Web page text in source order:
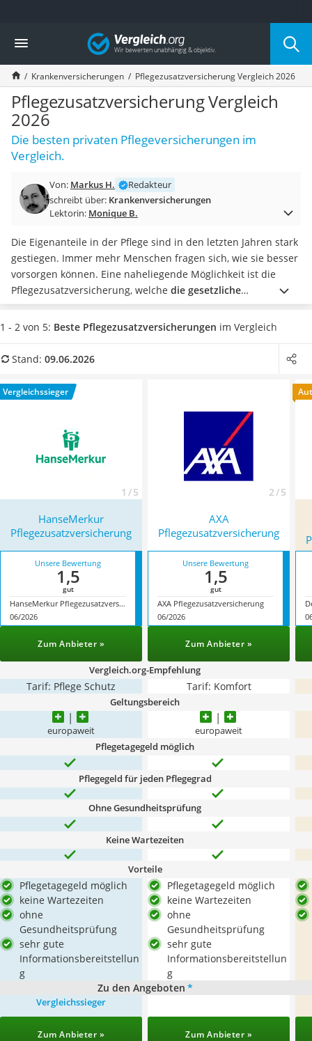
Die beliebtesten Vergleiche nach Kategorie
Finanzen
Silbermünze
Hardware-Wallet
Wohnmobilversicherung
E-Scooter-Versicherung
Münzkapseln
Spardose mit Zählwerk
Wohnwagenversicherung
Oldtimer-Versicherung
Goldbarren 1 g
Pferde-OP-Versicherung
Geräteversicherung
Brillenversicherung
Kinderkonto
Krypto-Wallet
Hundekrankenversicherung
Motorradversicherung
Katzen-Krankenversicherung
Service
Vergleich
Krankenversicherungen Pflegezusatzversicherung Vergleich 2026
Pflegezusatzversicherung Vergleich
2026
Die besten privaten Pflegeversicherungen im
Vergleich.
Von: Markus H.
Redakteur
schreibt über: Krankenversicherungen
Lektorin: Monique B.
Die Eigenanteile in der Pflege sind in den letzten Jahren stark
gestiegen. Immer mehr Menschen fragen sich, wie sie besser
vorsorgen können. Eine naheliegende Möglichkeit ist die
Pflegezusatzversicherung, welche die gesetzliche
Absicherung spürbar ergänzen kann.Laut diversen Tests
sollte sich eine solche Versicherung durch keinerlei
Dieser ermöglicht eine kontinuierliche Erhöhung der
Reihe von Anbietern mit wichtigen Kriterien wie
Leistungsangebot und Geltungsbereich
1 - 2 von 5: Beste Pflegezusatzversicherungen im Vergleich
Stand: 09.06.2026
Vergleichssieger
1 / 5 2 / 5
HanseMerkur
Pflegezusatzversicherung
AXA
Pflegezusatzversicherung
Unsere Bewertung
1,5
gut
HanseMerkur Pflegezusatzversicherung
06/2026
Unsere Bewertung
1,5
gut
AXA Pflegezusatzversicherung
06/2026
Zum Anbieter » Zum Anbieter »
Vergleich.org-Empfehlung
Tarif: Pflege Schutz Tarif: Komfort
Geltungsbereich
europaweit europaweit
Pflegetagegeld möglich
Pflegegeld für jeden Pflegegrad
Ohne Gesundheitsprüfung
Keine Wartezeiten
Vorteile
Pflegetagegeld möglich
keine Wartezeiten
ohne
Gesundheitsprüfung
sehr gute
Informationsbereitstellun
g
Pflegetagegeld möglich
keine Wartezeiten
ohne
Gesundheitsprüfung
sehr gute
Informationsbereitstellun
g
Zu den Angeboten *
Vergleichssieger
Zum Anbieter » Zum Anbieter »